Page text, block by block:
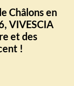
Châlons en
VIVESCIA
et des
!